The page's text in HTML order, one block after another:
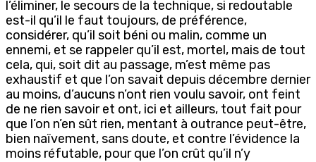
l’éliminer, le secours de la technique, si redoutable
est-il qu’il le faut toujours, de préférence,
considérer, qu’il soit béni ou malin, comme un
ennemi, et se rappeler qu’il est, mortel, mais de tout
cela, qui, soit dit au passage, m’est même pas
exhaustif et que l’on savait depuis décembre dernier
au moins, d’aucuns n’ont rien voulu savoir, ont feint
de ne rien savoir et ont, ici et ailleurs, tout fait pour
que l’on n’en sût rien, mentant à outrance peut-être,
bien naïvement, sans doute, et contre l’évidence la
moins réfutable, pour que l’on crût qu’il n’y